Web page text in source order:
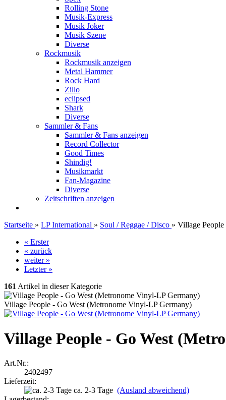
Rolling Stone
Musik-Express
Musik Joker
Musik Szene
Diverse
Rockmusik
Rockmusik anzeigen
Metal Hammer
Rock Hard
Zillo
eclipsed
Shark
Diverse
Sammler & Fans
Sammler & Fans anzeigen
Record Collector
Good Times
Shindig!
Musikmarkt
Fan-Magazine
Diverse
Zeitschriften anzeigen
Startseite » LP International » Soul / Reggae / Disco » Village
« Erster
« zurück
weiter »
Letzter »
161Artikel in dieser Kategorie
Village People - Go West (Metronome Vinyl-LP Germany)
Village People - Go West
Art.Nr.:
2402497
Lieferzeit:
ca. 2-3 Tage (Ausland abweichend)